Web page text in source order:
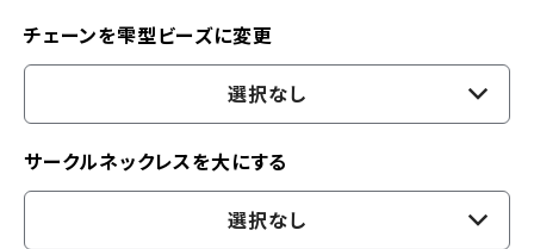
チェーンを雫型ビーズに変更
選択なし
サークルネックレスを大にする
選択なし